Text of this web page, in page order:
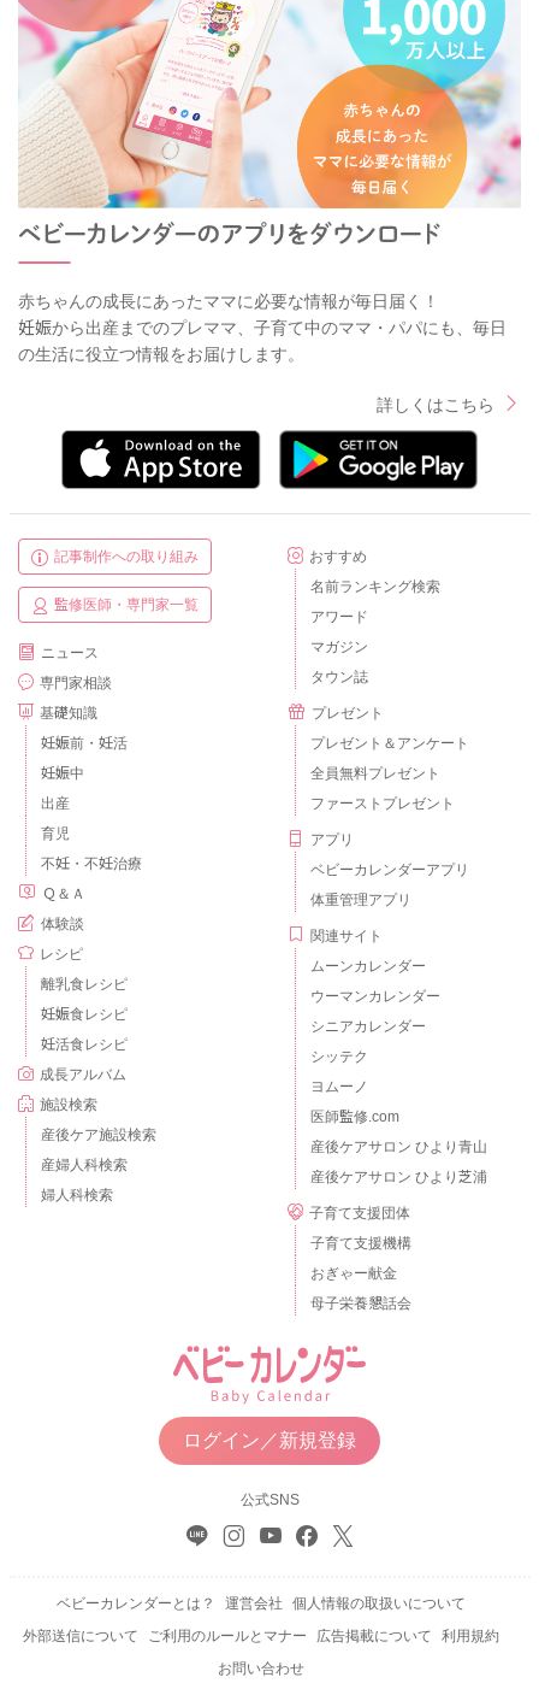
赤ちゃんの成長にあったママに必要な情報が毎日届く！
妊娠から出産までのプレママ、子育て中のママ・パパにも、毎日
の生活に役立つ情報をお届けします。
詳しくはこちら
記事制作への取り組み
監修医師・専門家一覧
ニュース
専門家相談
基礎知識
妊娠前・妊活
妊娠中
出産
育児
不妊・不妊治療
Ｑ＆Ａ
体験談
レシピ
離乳食レシピ
妊娠食レシピ
妊活食レシピ
成長アルバム
施設検索
産後ケア施設検索
産婦人科検索
婦人科検索
おすすめ
名前ランキング検索
アワード
マガジン
タウン誌
プレゼント
プレゼント＆アンケート
全員無料プレゼント
ファーストプレゼント
アプリ
ベビーカレンダーアプリ
体重管理アプリ
関連サイト
ムーンカレンダー
ウーマンカレンダー
シニアカレンダー
シッテク
ヨムーノ
医師監修.com
産後ケアサロン ひより青山
産後ケアサロン ひより芝浦
子育て支援団体
子育て支援機構
おぎゃー献金
母子栄養懇話会
ログイン／新規登録
公式SNS
ベビーカレンダーとは？ 運営会社
個人情報の取扱いについて
外部送信について
ご利用のルールとマナー 広告掲載について
利用規約
お問い合わせ